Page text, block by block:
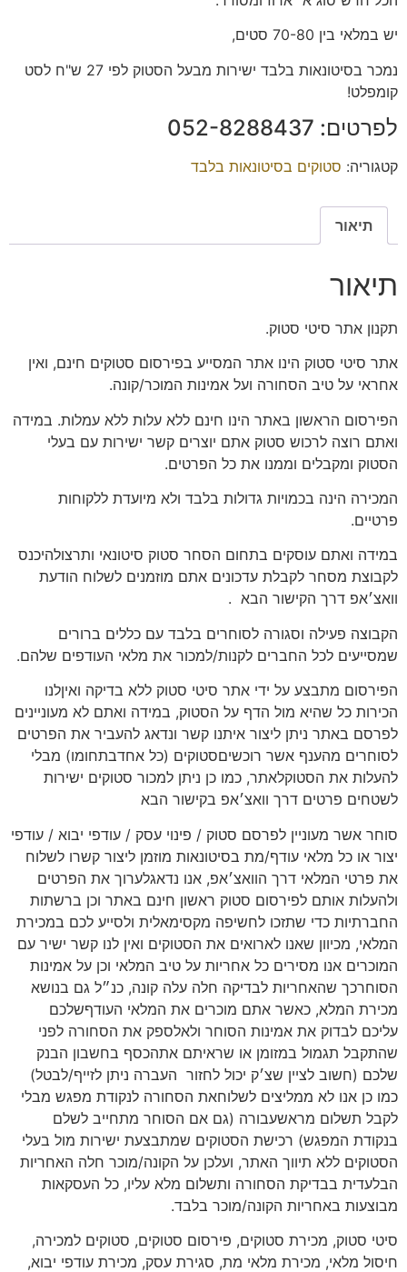
יש במלאי בין 70-80 סטים,
נמכר בסיטונאות בלבד ישירות מבעל הסטוק לפי 27 ש"ח לסט
קומפלט!
לפרטים: 052-8288437
קטגוריה: סטוקים בסיטונאות בלבד
תיאור
תיאור
תקנון אתר סיטי סטוק.
אתר סיטי סטוק הינו אתר המסייע בפירסום סטוקים חינם, ואין
אחראי על טיב הסחורה ועל אמינות המוכר/קונה.
הפירסום הראשון באתר הינו חינם ללא עלות ללא עמלות. במידה
ואתם רוצה לרכוש סטוק אתם יוצרים קשר ישירות עם בעלי
הסטוק ומקבלים וממנו את כל הפרטים.
המכירה הינה בכמויות גדולות בלבד ולא מיועדת ללקוחות
פרטיים.
במידה ואתם עוסקים בתחום הסחר סטוק סיטונאי ותרצולהיכנס
לקבוצת מסחר לקבלת עדכונים אתם מוזמנים לשלוח הודעת
וואצ׳אפ דרך הקישור הבא .
הקבוצה פעילה וסגורה לסוחרים בלבד עם כללים ברורים
שמסייעים לכל החברים לקנות/למכור את מלאי העודפים שלהם.
הפירסום מתבצע על ידי אתר סיטי סטוק ללא בדיקה ואיןלנו
הכירות כל שהיא מול הדף על הסטוק, במידה ואתם לא מעוניינים
לפרסם באתר ניתן ליצור איתנו קשר ונדאג להעביר את הפרטים
לסוחרים מהענף אשר רוכשיםסטוקים (כל אחדבתחומו) מבלי
להעלות את הסטוקלאתר, כמו כן ניתן למכור סטוקים ישירות
לשטחים פרטים דרך וואצ׳אפ בקישור הבא
סוחר אשר מעוניין לפרסם סטוק / פינוי עסק / עודפי יבוא / עודפי
יצור או כל מלאי עודף/מת בסיטונאות מוזמן ליצור קשרו לשלוח
את פרטי המלאי דרך הוואצ׳אפ, אנו נדאגלערוך את הפרטים
ולהעלות אותם לפירסום סטוק ראשון חינם באתר וכן ברשתות
החברתיות כדי שתזכו לחשיפה מקסימאלית ולסייע לכם במכירת
המלאי, מכיוון שאנו לארואים את הסטוקים ואין לנו קשר ישיר עם
המוכרים אנו מסירים כל אחריות על טיב המלאי וכן על אמינות
הסוחרכך שהאחריות לבדיקה חלה עלה קונה, כנ״ל גם בנושא
מכירת המלא, כאשר אתם מוכרים את המלאי העודףשלכם
עליכם לבדוק את אמינות הסוחר ולאלספק את הסחורה לפני
שהתקבל תגמול במזומן או שראיתם אתהכסף בחשבון הבנק
שלכם (חשוב לציין שצ׳ק יכול לחזור העברה ניתן לזייף/לבטל)
כמו כן אנו לא ממליצים לשלוחאת הסחורה לנקודת מפגש מבלי
לקבל תשלום מראשעבורה (גם אם הסוחר מתחייב לשלם
בנקודת המפגש) רכישת הסטוקים שמתבצעת ישירות מול בעלי
הסטוקים ללא תיווך האתר, ועלכן על הקונה/מוכר חלה האחריות
הבלעדית בבדיקת הסחורה ותשלום מלא עליו, כל העסקאות
מבוצעות באחריות הקונה/מוכר בלבד.
סיטי סטוק, מכירת סטוקים, פירסום סטוקים, סטוקים למכירה,
חיסול מלאי, מכירת מלאי מת, סגירת עסק, מכירת עודפי יבוא,